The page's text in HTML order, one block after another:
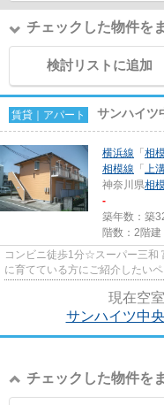
チェックした物件を
検討リストに追加
賃貸｜アパート サンハイツ
横浜線 「 相
相模線 「 上
神奈川県相
-
築年数：築
階数：2階建
コンビニ徒歩1分☆スーパー三和
に育てている方にご紹介したい
現在空
サンハイツ中
チェックした物件を